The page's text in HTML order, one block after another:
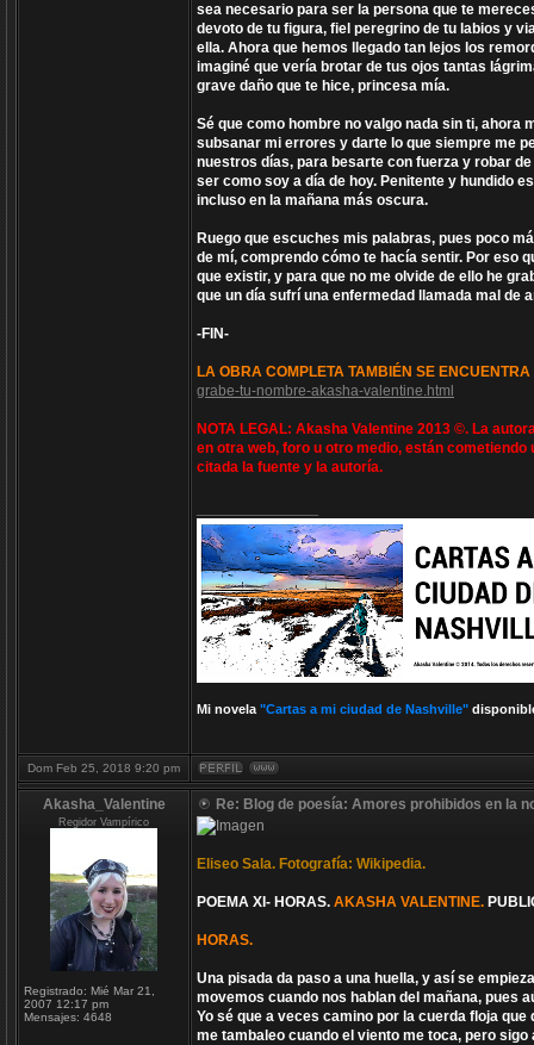
sea necesario para ser la persona que te
devoto de tu figura, fiel peregrino de tu labios y
ella. Ahora que hemos llegado tan lejos los
imaginé que vería brotar de tus ojos tantas
grave daño que te hice, princesa mía.
Sé que como hombre no valgo nada sin ti, ahora
subsanar mi errores y darte lo que siempre me
nuestros días, para besarte con fuerza y robar
ser como soy a día de hoy. Penitente y hundido
incluso en la mañana más oscura.
Ruego que escuches mis palabras, pues poco
de mí, comprendo cómo te hacía sentir. Por eso
que existir, y para que no me olvide de ello he
que un día sufrí una enfermedad llamada mal de
-FIN-
LA OBRA COMPLETA TAMBIÉN SE
grabe-tu-nombre-akasha-valentine.html
NOTA LEGAL: Akasha Valentine 2013 ©. La
en otra web, foro u otro medio, están
citada la fuente y la autoría.
Mi novela "Cartas a mi ciudad de Nashville"
Dom Feb 25, 2018 9:20 pm
Akasha_Valentine
Regidor Vampírico
Registrado: Mié Mar 21,
2007 12:17 pm
Mensajes: 4648
Re: Blog de poesía: Amores prohibidos en la
Eliseo Sala. Fotografía: Wikipedia.
POEMA XI- HORAS. AKASHA VALENTINE.
HORAS.
Una pisada da paso a una huella, y así se
movemos cuando nos hablan del mañana, pues
Yo sé que a veces camino por la cuerda floja
me tambaleo cuando el viento me toca, pero